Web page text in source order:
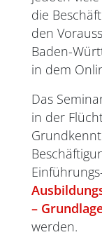
die
den
Baden-
in dem
Das
in der
–
werden.